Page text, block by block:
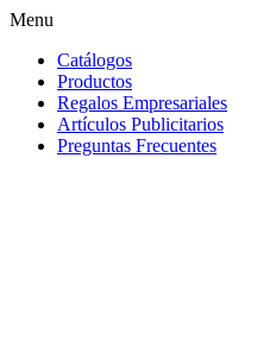
Menu
Catálogos
Productos
Regalos Empresariales
Artículos Publicitarios
Preguntas Frecuentes